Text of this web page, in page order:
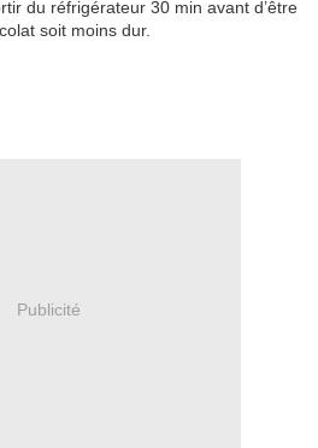
du réfrigérateur 30 min avant d’être
soit moins dur.
Publicité